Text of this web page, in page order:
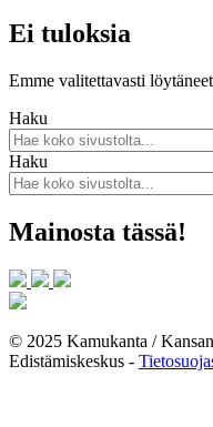
Ei tuloksia
Emme valitettavasti
Haku
Haku
Mainosta tässä!
© 2025 Kamukanta /
Edistämiskeskus -